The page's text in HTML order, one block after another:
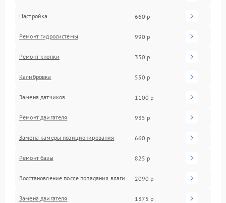
Настройка 660 р
Ремонт гидросистемы 990 р
Ремонт кнопки 330 р
Калибровка 550 р
Замена датчиков 1100 р
Ремонт двигателя 935 р
Замена камеры позиционирования 660 р
Ремонт базы 825 р
Восстановление после попадания влаги 2090 р
Замена двигателя 1375 р